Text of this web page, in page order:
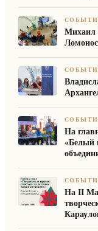
Михаил
На
«Белый
На II